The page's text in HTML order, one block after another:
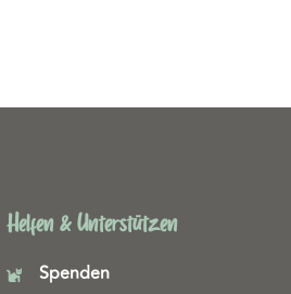
Helfen & Unterstützen
Spenden